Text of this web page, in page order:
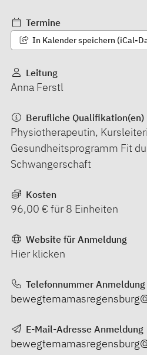
Termine
In Kalender speichern (iCal-
Leitung
Anna Ferstl
Berufliche Qualifikation(en)
Physiotherapeutin,
Gesundheitsprogramm Fit
Schwangerschaft
Kosten
96,00 € für 8 Einheiten
Website für Anmeldung
Hier klicken
Telefonnummer Anmeldung
E-Mail-Adresse Anmeldung